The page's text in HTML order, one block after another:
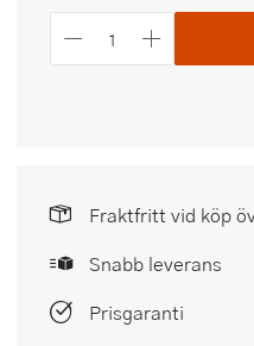
Fraktfritt vid köp
Snabb leverans
Prisgaranti